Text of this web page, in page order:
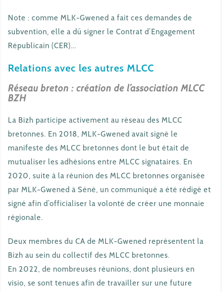
Note : comme MLK-Gwened a fait ces demandes de
subvention, elle a dû signer le Contrat d’Engagement
Républicain (CER)…
Relations avec les autres MLCC
Réseau breton : création de l’association MLCC
BZH
La Bizh participe activement au réseau des MLCC
bretonnes. En 2018, MLK-Gwened avait signé le
manifeste des MLCC bretonnes dont le but était de
mutualiser les adhésions entre MLCC signataires. En
2020, suite à la réunion des MLCC bretonnes organisée
par MLK-Gwened à Séné, un communiqué a été rédigé et
signé afin d’officialiser la volonté de créer une monnaie
régionale.
Deux membres du CA de MLK-Gwened représentent la
Bizh au sein du collectif des MLCC bretonnes.
En 2022, de nombreuses réunions, dont plusieurs en
visio, se sont tenues afin de travailler sur une future